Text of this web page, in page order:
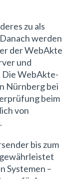
zu als
werden
der WebAkte
und
Die WebAkte-
Nürnberg bei
beim
von
bis zum
Systemen –